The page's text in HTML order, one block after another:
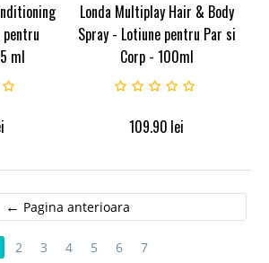
ml
Londa Multiplay Hair & Body
Spray - Lotiune pentru Par si
Corp - 100ml
109.90 lei
Pagina anterioara
2 3 4 5 6 7